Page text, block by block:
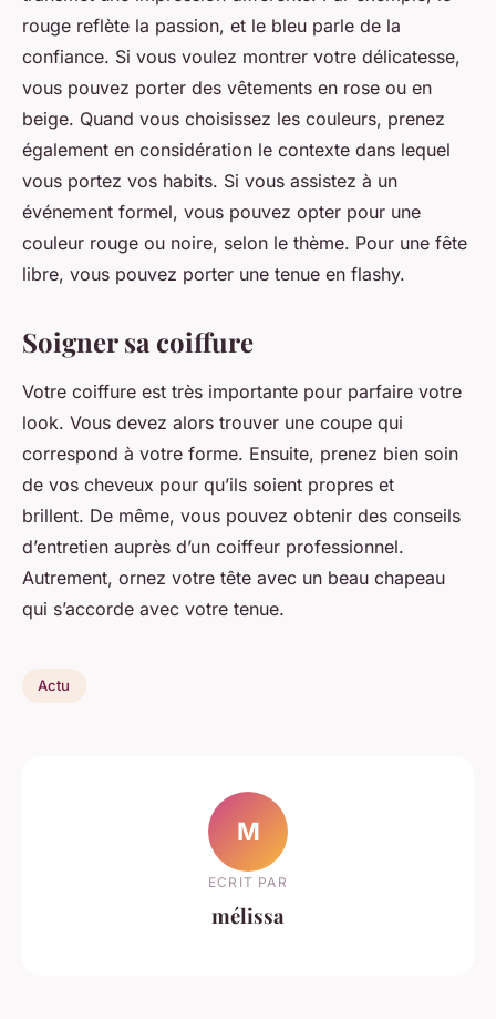
rouge reflète la passion, et le bleu parle de la
confiance. Si vous voulez montrer votre délicatesse,
vous pouvez porter des vêtements en rose ou en
beige. Quand vous choisissez les couleurs, prenez
également en considération le contexte dans lequel
vous portez vos habits. Si vous assistez à un
événement formel, vous pouvez opter pour une
couleur rouge ou noire, selon le thème. Pour une fête
libre, vous pouvez porter une tenue en flashy.
Soigner sa coiffure
Votre coiffure est très importante pour parfaire votre
look. Vous devez alors trouver une coupe qui
correspond à votre forme. Ensuite, prenez bien soin
de vos cheveux pour qu’ils soient propres et
brillent. De même, vous pouvez obtenir des conseils
d’entretien auprès d’un coiffeur professionnel.
Autrement, ornez votre tête avec un beau chapeau
qui s’accorde avec votre tenue.
Actu
M
ECRIT PAR
mélissa